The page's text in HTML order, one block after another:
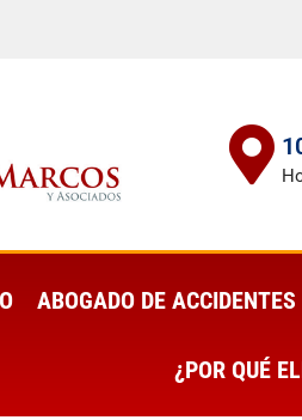
ABOGADO DE ACCIDENTES
¿POR QUÉ